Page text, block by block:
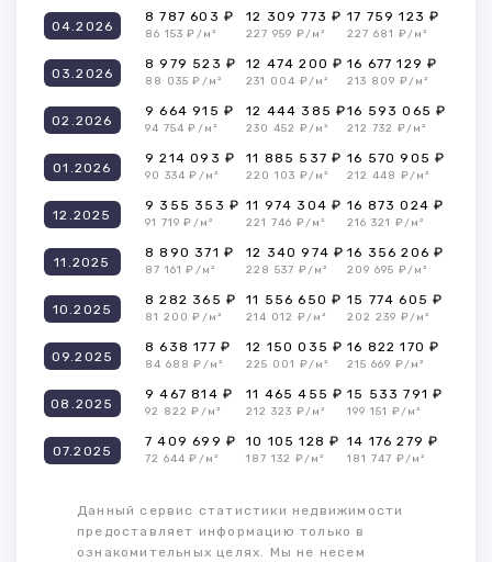
04.2026
8 787 603 ₽
86 153 ₽/м²
12 309 773 ₽
227 959 ₽/м²
17 759 123 ₽
227 681 ₽/м²
03.2026
8 979 523 ₽
88 035 ₽/м²
12 474 200 ₽
231 004 ₽/м²
16 677 129 ₽
213 809 ₽/м²
02.2026
9 664 915 ₽
94 754 ₽/м²
12 444 385 ₽
230 452 ₽/м²
16 593 065 ₽
212 732 ₽/м²
01.2026
9 214 093 ₽
90 334 ₽/м²
11 885 537 ₽
220 103 ₽/м²
16 570 905 ₽
212 448 ₽/м²
12.2025
9 355 353 ₽
91 719 ₽/м²
11 974 304 ₽
221 746 ₽/м²
16 873 024 ₽
216 321 ₽/м²
11.2025
8 890 371 ₽
87 161 ₽/м²
12 340 974 ₽
228 537 ₽/м²
16 356 206 ₽
209 695 ₽/м²
10.2025
8 282 365 ₽
81 200 ₽/м²
11 556 650 ₽
214 012 ₽/м²
15 774 605 ₽
202 239 ₽/м²
09.2025
8 638 177 ₽
84 688 ₽/м²
12 150 035 ₽
225 001 ₽/м²
16 822 170 ₽
215 669 ₽/м²
08.2025
9 467 814 ₽
92 822 ₽/м²
11 465 455 ₽
212 323 ₽/м²
15 533 791 ₽
199 151 ₽/м²
07.2025
7 409 699 ₽
72 644 ₽/м²
10 105 128 ₽
187 132 ₽/м²
14 176 279 ₽
181 747 ₽/м²
Данный сервис статистики недвижимости
предоставляет информацию только в
ознакомительных целях. Мы не несем